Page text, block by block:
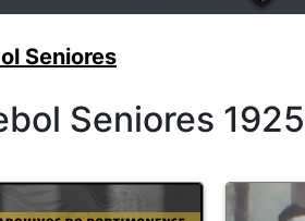
Seniores
Seniores